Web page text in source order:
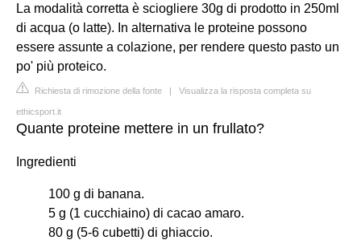
La modalità corretta è sciogliere 30g di prodotto in 250ml
di acqua (o latte). In alternativa le proteine possono
essere assunte a colazione, per rendere questo pasto un
po' più proteico.
Richiesta di rimozione della fonte | Visualizza la risposta completa su
ethicsport.it
Quante proteine mettere in un frullato?
Ingredienti
100 g di banana.
5 g (1 cucchiaino) di cacao amaro.
80 g (5-6 cubetti) di ghiaccio.